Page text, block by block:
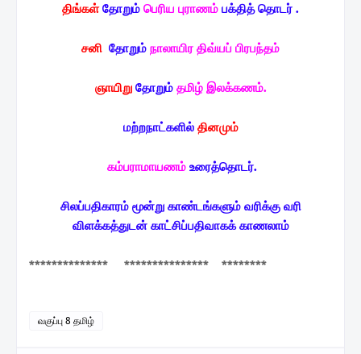
திங்கள்தோறும் பெரிய புராணம் பக்தித் தொடர் .
சனி தோறும் நாலாயிர திவ்யப் பிரபந்தம்
ஞாயிறு தோறும் தமிழ் இலக்கணம்.
மற்றநாட்களில்தினமும்
கம்பராமாயணம் உரைத்தொடர்.
சிலப்பதிகாரம் மூன்று காண்டங்களும் வரிக்கு வரி
விளக்கத்துடன் காட்சிப்பதிவாகக் காணலாம்
************** *************** ********
வகுப்பு 8 தமிழ்